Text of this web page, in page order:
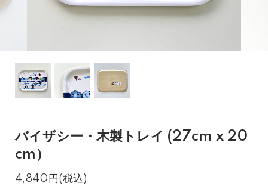
バイザシー・木製トレイ (27cm x 20
cm）
4,840円(税込)